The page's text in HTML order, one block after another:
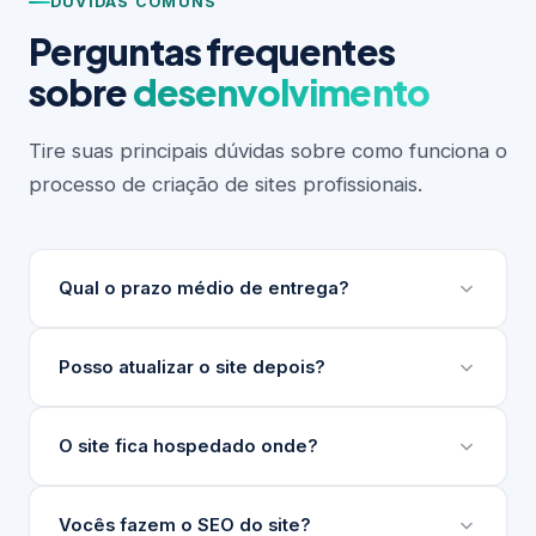
Perguntas frequentes
sobredesenvolvimento
Tire suas principais dúvidas sobre como funciona o
processo de criação de sites profissionais.
Qual o prazo médio de entrega?
Depende do escopo do projeto. Sites institucionais
Sempre apresentamos um cronograma detalhado
Posso atualizar o site depois?
Sim. Desenvolvemos um painel de gerenciamento
de técnico.
O site fica hospedado onde?
Indicamos e configuramos a hospedagem ideal para
Vocês fazem o SEO do site?